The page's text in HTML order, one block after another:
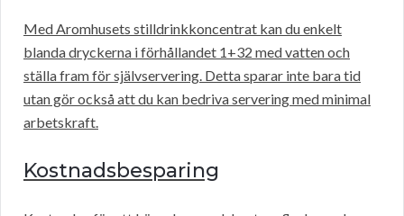
Med Aromhusets stilldrinkkoncentrat kan du enkelt
blanda dryckerna i förhållandet 1+32 med vatten och
ställa fram för självservering. Detta sparar inte bara tid
utan gör också att du kan bedriva servering med minimal
arbetskraft.
Kostnadsbesparing